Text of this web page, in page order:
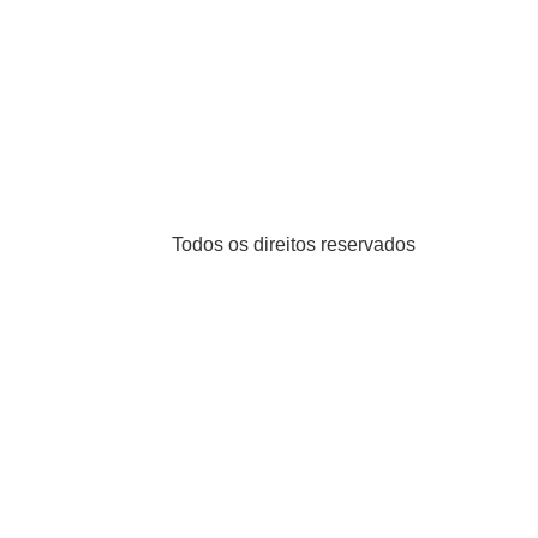
Todos os direitos reservados